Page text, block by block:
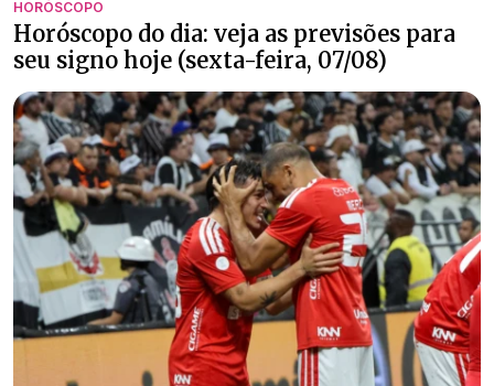
HORÓSCOPO
Horóscopo do dia: veja as previsões para
seu signo hoje (sexta-feira, 07/08)